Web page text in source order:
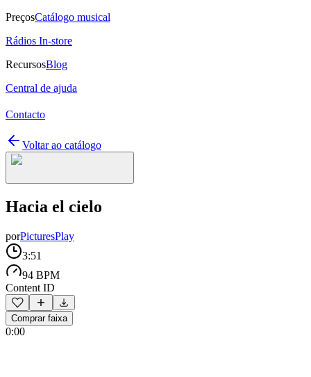
PreçosCatálogo musical
Rádios In-store
RecursosBlog
Central de ajuda
Contacto
Voltar ao catálogo
Hacia el cielo
porPicturesPlay
3:51
94 BPM
Content ID
Comprar faixa
0:00